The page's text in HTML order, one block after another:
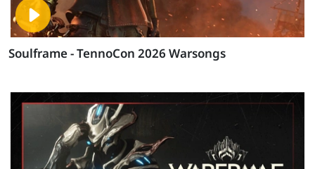
Soulframe - TennoCon 2026 Warsongs